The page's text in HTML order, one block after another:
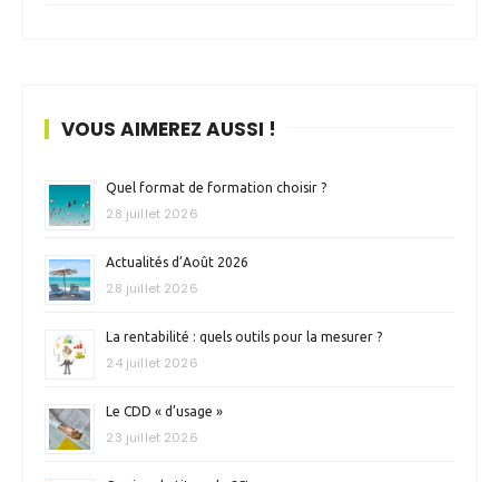
VOUS AIMEREZ AUSSI !
Quel format de formation choisir ?
28 juillet 2026
Actualités d’Août 2026
28 juillet 2026
La rentabilité : quels outils pour la mesurer ?
24 juillet 2026
Le CDD « d’usage »
23 juillet 2026